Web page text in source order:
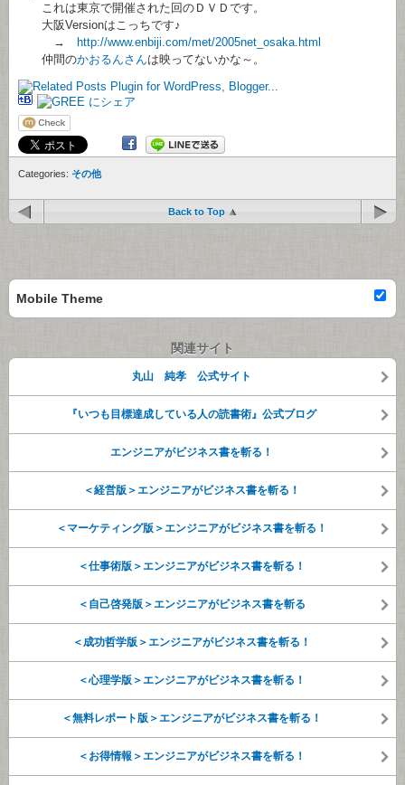
これは東京で開催された回のＤＶＤです。
大阪Versionはこっちです♪
→
http://www.enbiji.com/met/2005net_osaka.html
仲間のかおるんさんは映ってないかな～。
Categories: その他
Back to Top
Mobile Theme
関連サイト
丸山 純孝 公式サイト
『いつも目標達成している人の読書術』公式ブログ
エンジニアがビジネス書を斬る！
＜経営版＞エンジニアがビジネス書を斬る！
＜マーケティング版＞エンジニアがビジネス書を斬る！
＜仕事術版＞エンジニアがビジネス書を斬る！
＜自己啓発版＞エンジニアがビジネス書を斬る
＜成功哲学版＞エンジニアがビジネス書を斬る！
＜心理学版＞エンジニアがビジネス書を斬る！
＜無料レポート版＞エンジニアがビジネス書を斬る！
＜お得情報＞エンジニアがビジネス書を斬る！